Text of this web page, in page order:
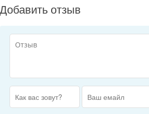
Добавить отзыв